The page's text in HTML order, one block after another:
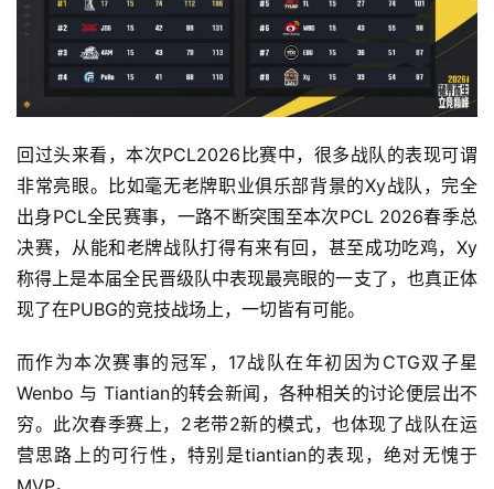
(
中
国
)
回过头来看，本次PCL2026比赛中，很多战队的表现可谓
非常亮眼。比如毫无老牌职业俱乐部背景的Xy战队，完全
出身PCL全民赛事，一路不断突围至本次PCL 2026春季总
决赛，从能和老牌战队打得有来有回，甚至成功吃鸡，Xy
称得上是本届全民晋级队中表现最亮眼的一支了，也真正体
现了在PUBG的竞技战场上，一切皆有可能。
而作为本次赛事的冠军，17战队在年初因为CTG双子星
Wenbo 与 Tiantian的转会新闻，各种相关的讨论便层出不
穷。此次春季赛上，2老带2新的模式，也体现了战队在运
营思路上的可行性，特别是tiantian的表现，绝对无愧于